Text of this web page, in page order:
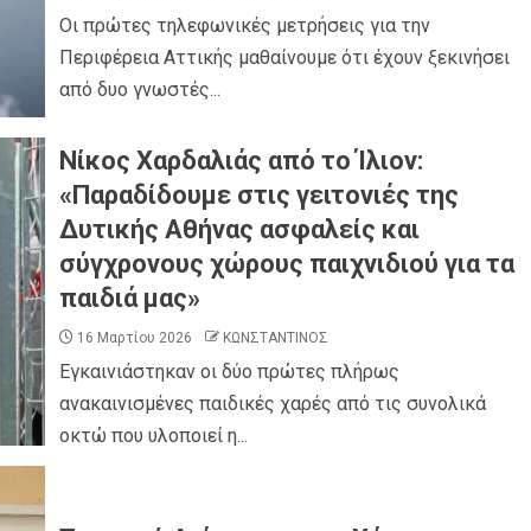
Οι πρώτες τηλεφωνικές μετρήσεις για την
Περιφέρεια Αττικής μαθαίνουμε ότι έχουν ξεκινήσει
από δυο γνωστές...
Νίκος Χαρδαλιάς από το Ίλιον:
«Παραδίδουμε στις γειτονιές της
Δυτικής Αθήνας ασφαλείς και
σύγχρονους χώρους παιχνιδιού για τα
παιδιά μας»
16 Μαρτίου 2026 ΚΩΝΣΤΑΝΤΙΝΟΣ
Εγκαινιάστηκαν οι δύο πρώτες πλήρως
ανακαινισμένες παιδικές χαρές από τις συνολικά
οκτώ που υλοποιεί η...
ΝΔ και
ΠΑΡΑΠΟΛΙΤΙΚΑ ΠΟΛΙΤΙΚΗ
Ποιο κόμμα ζήτησε…ψυχίατρο στη Βουλή;
στο
ΠΕΡΙΦΕΡΕΙΕΣ